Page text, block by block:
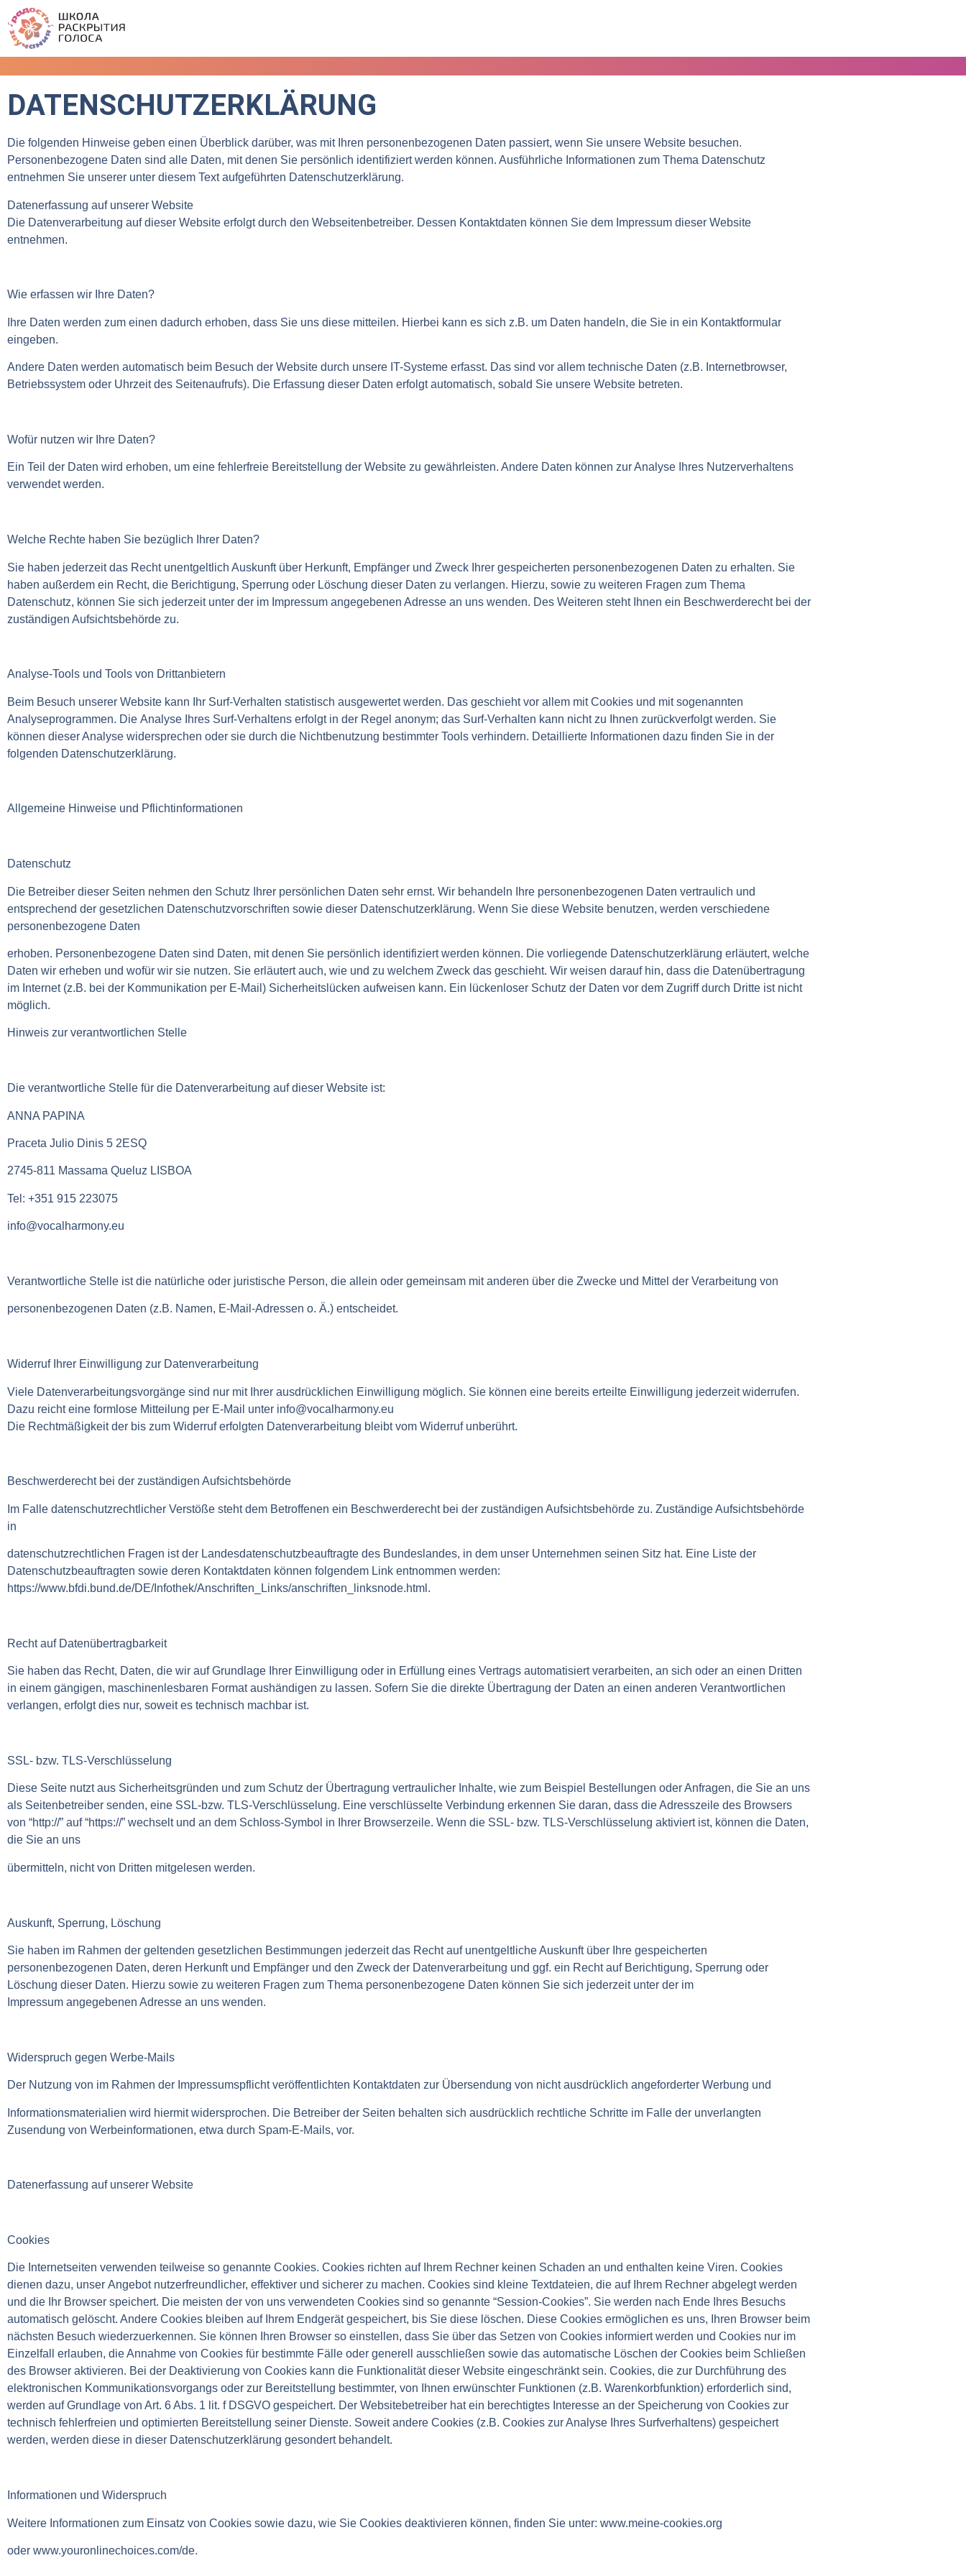
DATENSCHUTZERKLÄRUNG
Die folgenden Hinweise geben einen Überblick darüber, was mit Ihren personenbezogenen Daten passiert, wenn Sie unsere Website besuchen.
Personenbezogene Daten sind alle Daten, mit denen Sie persönlich identifiziert werden können. Ausführliche Informationen zum Thema Datenschutz
entnehmen Sie unserer unter diesem Text aufgeführten Datenschutzerklärung.
Datenerfassung auf unserer Website
Die Datenverarbeitung auf dieser Website erfolgt durch den Webseitenbetreiber. Dessen Kontaktdaten können Sie dem Impressum dieser Website
entnehmen.
Wie erfassen wir Ihre Daten?
Ihre Daten werden zum einen dadurch erhoben, dass Sie uns diese mitteilen. Hierbei kann es sich z.B. um Daten handeln, die Sie in ein Kontaktformular
eingeben.
Andere Daten werden automatisch beim Besuch der Website durch unsere IT-Systeme erfasst. Das sind vor allem technische Daten (z.B. Internetbrowser,
Betriebssystem oder Uhrzeit des Seitenaufrufs). Die Erfassung dieser Daten erfolgt automatisch, sobald Sie unsere Website betreten.
Wofür nutzen wir Ihre Daten?
Ein Teil der Daten wird erhoben, um eine fehlerfreie Bereitstellung der Website zu gewährleisten. Andere Daten können zur Analyse Ihres Nutzerverhaltens
verwendet werden.
Welche Rechte haben Sie bezüglich Ihrer Daten?
Sie haben jederzeit das Recht unentgeltlich Auskunft über Herkunft, Empfänger und Zweck Ihrer gespeicherten personenbezogenen Daten zu erhalten. Sie
haben außerdem ein Recht, die Berichtigung, Sperrung oder Löschung dieser Daten zu verlangen. Hierzu, sowie zu weiteren Fragen zum Thema
Datenschutz, können Sie sich jederzeit unter der im Impressum angegebenen Adresse an uns wenden. Des Weiteren steht Ihnen ein Beschwerderecht bei der
zuständigen Aufsichtsbehörde zu.
Analyse-Tools und Tools von Drittanbietern
Beim Besuch unserer Website kann Ihr Surf-Verhalten statistisch ausgewertet werden. Das geschieht vor allem mit Cookies und mit sogenannten
Analyseprogrammen. Die Analyse Ihres Surf-Verhaltens erfolgt in der Regel anonym; das Surf-Verhalten kann nicht zu Ihnen zurückverfolgt werden. Sie
können dieser Analyse widersprechen oder sie durch die Nichtbenutzung bestimmter Tools verhindern. Detaillierte Informationen dazu finden Sie in der
folgenden Datenschutzerklärung.
Allgemeine Hinweise und Pflichtinformationen
Datenschutz
Die Betreiber dieser Seiten nehmen den Schutz Ihrer persönlichen Daten sehr ernst. Wir behandeln Ihre personenbezogenen Daten vertraulich und
entsprechend der gesetzlichen Datenschutzvorschriften sowie dieser Datenschutzerklärung. Wenn Sie diese Website benutzen, werden verschiedene
personenbezogene Daten
erhoben. Personenbezogene Daten sind Daten, mit denen Sie persönlich identifiziert werden können. Die vorliegende Datenschutzerklärung erläutert, welche
Daten wir erheben und wofür wir sie nutzen. Sie erläutert auch, wie und zu welchem Zweck das geschieht. Wir weisen darauf hin, dass die Datenübertragung
im Internet (z.B. bei der Kommunikation per E-Mail) Sicherheitslücken aufweisen kann. Ein lückenloser Schutz der Daten vor dem Zugriff durch Dritte ist nicht
möglich.
Hinweis zur verantwortlichen Stelle
Die verantwortliche Stelle für die Datenverarbeitung auf dieser Website ist:
ANNA PAPINA
Praceta Julio Dinis 5 2ESQ
2745-811 Massama Queluz LISBOA
Tel: +351 915 223075
info@vocalharmony.eu
Verantwortliche Stelle ist die natürliche oder juristische Person, die allein oder gemeinsam mit anderen über die Zwecke und Mittel der Verarbeitung von
personenbezogenen Daten (z.B. Namen, E-Mail-Adressen o. Ä.) entscheidet.
Widerruf Ihrer Einwilligung zur Datenverarbeitung
Viele Datenverarbeitungsvorgänge sind nur mit Ihrer ausdrücklichen Einwilligung möglich. Sie können eine bereits erteilte Einwilligung jederzeit widerrufen.
Dazu reicht eine formlose Mitteilung per E-Mail unter info@vocalharmony.eu
Die Rechtmäßigkeit der bis zum Widerruf erfolgten Datenverarbeitung bleibt vom Widerruf unberührt.
Beschwerderecht bei der zuständigen Aufsichtsbehörde
Im Falle datenschutzrechtlicher Verstöße steht dem Betroffenen ein Beschwerderecht bei der zuständigen Aufsichtsbehörde zu. Zuständige Aufsichtsbehörde
in
datenschutzrechtlichen Fragen ist der Landesdatenschutzbeauftragte des Bundeslandes, in dem unser Unternehmen seinen Sitz hat. Eine Liste der
Datenschutzbeauftragten sowie deren Kontaktdaten können folgendem Link entnommen werden:
https://www.bfdi.bund.de/DE/Infothek/Anschriften_Links/anschriften_linksnode.html.
Recht auf Datenübertragbarkeit
Sie haben das Recht, Daten, die wir auf Grundlage Ihrer Einwilligung oder in Erfüllung eines Vertrags automatisiert verarbeiten, an sich oder an einen Dritten
in einem gängigen, maschinenlesbaren Format aushändigen zu lassen. Sofern Sie die direkte Übertragung der Daten an einen anderen Verantwortlichen
verlangen, erfolgt dies nur, soweit es technisch machbar ist.
SSL- bzw. TLS-Verschlüsselung
Diese Seite nutzt aus Sicherheitsgründen und zum Schutz der Übertragung vertraulicher Inhalte, wie zum Beispiel Bestellungen oder Anfragen, die Sie an uns
als Seitenbetreiber senden, eine SSL-bzw. TLS-Verschlüsselung. Eine verschlüsselte Verbindung erkennen Sie daran, dass die Adresszeile des Browsers
von “http://” auf “https://” wechselt und an dem Schloss-Symbol in Ihrer Browserzeile. Wenn die SSL- bzw. TLS-Verschlüsselung aktiviert ist, können die Daten,
die Sie an uns
übermitteln, nicht von Dritten mitgelesen werden.
Auskunft, Sperrung, Löschung
Sie haben im Rahmen der geltenden gesetzlichen Bestimmungen jederzeit das Recht auf unentgeltliche Auskunft über Ihre gespeicherten
personenbezogenen Daten, deren Herkunft und Empfänger und den Zweck der Datenverarbeitung und ggf. ein Recht auf Berichtigung, Sperrung oder
Löschung dieser Daten. Hierzu sowie zu weiteren Fragen zum Thema personenbezogene Daten können Sie sich jederzeit unter der im
Impressum angegebenen Adresse an uns wenden.
Widerspruch gegen Werbe-Mails
Der Nutzung von im Rahmen der Impressumspflicht veröffentlichten Kontaktdaten zur Übersendung von nicht ausdrücklich angeforderter Werbung und
Informationsmaterialien wird hiermit widersprochen. Die Betreiber der Seiten behalten sich ausdrücklich rechtliche Schritte im Falle der unverlangten
Zusendung von Werbeinformationen, etwa durch Spam-E-Mails, vor.
Datenerfassung auf unserer Website
Cookies
Die Internetseiten verwenden teilweise so genannte Cookies. Cookies richten auf Ihrem Rechner keinen Schaden an und enthalten keine Viren. Cookies
dienen dazu, unser Angebot nutzerfreundlicher, effektiver und sicherer zu machen. Cookies sind kleine Textdateien, die auf Ihrem Rechner abgelegt werden
und die Ihr Browser speichert. Die meisten der von uns verwendeten Cookies sind so genannte “Session-Cookies”. Sie werden nach Ende Ihres Besuchs
automatisch gelöscht. Andere Cookies bleiben auf Ihrem Endgerät gespeichert, bis Sie diese löschen. Diese Cookies ermöglichen es uns, Ihren Browser beim
nächsten Besuch wiederzuerkennen. Sie können Ihren Browser so einstellen, dass Sie über das Setzen von Cookies informiert werden und Cookies nur im
Einzelfall erlauben, die Annahme von Cookies für bestimmte Fälle oder generell ausschließen sowie das automatische Löschen der Cookies beim Schließen
des Browser aktivieren. Bei der Deaktivierung von Cookies kann die Funktionalität dieser Website eingeschränkt sein. Cookies, die zur Durchführung des
elektronischen Kommunikationsvorgangs oder zur Bereitstellung bestimmter, von Ihnen erwünschter Funktionen (z.B. Warenkorbfunktion) erforderlich sind,
werden auf Grundlage von Art. 6 Abs. 1 lit. f DSGVO gespeichert. Der Websitebetreiber hat ein berechtigtes Interesse an der Speicherung von Cookies zur
technisch fehlerfreien und optimierten Bereitstellung seiner Dienste. Soweit andere Cookies (z.B. Cookies zur Analyse Ihres Surfverhaltens) gespeichert
werden, werden diese in dieser Datenschutzerklärung gesondert behandelt.
Informationen und Widerspruch
Weitere Informationen zum Einsatz von Cookies sowie dazu, wie Sie Cookies deaktivieren können, finden Sie unter: www.meine-cookies.org
oder www.youronlinechoices.com/de.